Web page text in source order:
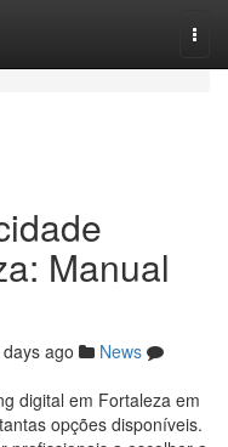
Manual
ago
News
digital em Fortaleza em
opções disponíveis.